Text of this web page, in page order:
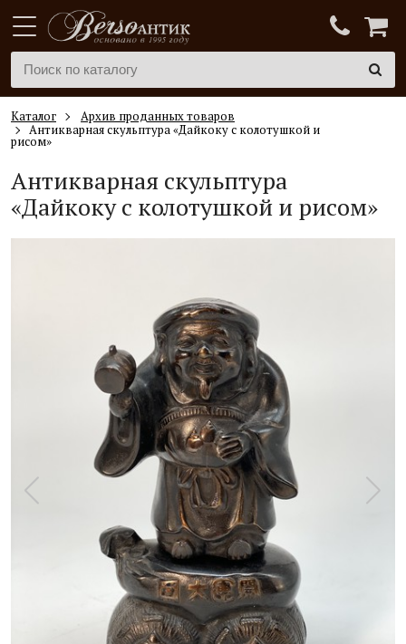
Каталог
Архив проданных товаров
Антикварная скульптура «Дайкоку с колотушкой и
рисом»
Антикварная скульптура
«Дайкоку с колотушкой и рисом»